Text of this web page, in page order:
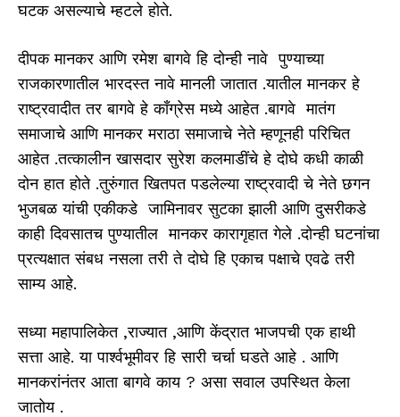
घटक असल्याचे म्हटले होते.
दीपक मानकर आणि रमेश बागवे हि दोन्ही नावे पुण्याच्या
राजकारणातील भारदस्त नावे मानली जातात .यातील मानकर हे
राष्ट्रवादीत तर बागवे हे कॉंग्रेस मध्ये आहेत .बागवे मातंग
समाजाचे आणि मानकर मराठा समाजाचे नेते म्हणूनही परिचित
आहेत .तत्कालीन खासदार सुरेश कलमाडींचे हे दोघे कधी काळी
दोन हात होते .तुरुंगात खितपत पडलेल्या राष्ट्रवादी चे नेते छगन
भुजबळ यांची एकीकडे जामिनावर सुटका झाली आणि दुसरीकडे
काही दिवसातच पुण्यातील मानकर कारागृहात गेले .दोन्ही घटनांचा
प्रत्यक्षात संबध नसला तरी ते दोघे हि एकाच पक्षाचे एवढे तरी
साम्य आहे.
सध्या महापालिकेत ,राज्यात ,आणि केंद्रात भाजपची एक हाथी
सत्ता आहे. या पार्श्वभूमीवर हि सारी चर्चा घडते आहे . आणि
मानकरांनंतर आता बागवे काय ? असा सवाल उपस्थित केला
जातोय .